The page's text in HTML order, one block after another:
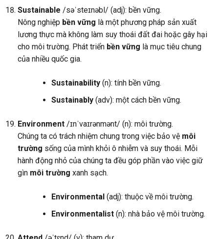
Sustainable /səˈsteɪnəbl/ (adj): bền vững.
Nông nghiệp bền vững là một phương pháp sản xuất
lương thực mà không làm suy thoái đất đai hoặc gây hại
cho môi trường. Phát triển bền vững là mục tiêu chung
của nhiều quốc gia.
Sustainability(n): tính bền vững.
Sustainably(adv): một cách bền vững.
Environment/ɪnˈvaɪrənmənt/ (n): môi trường.
Chúng ta có trách nhiệm chung trong việc bảo vệ môi
trường sống của mình khỏi ô nhiễm và suy thoái. Mỗi
hành động nhỏ của chúng ta đều góp phần vào việc giữ
gìn môi trường xanh sạch.
Environmental(adj): thuộc về môi trường.
Environmentalist(n): nhà bảo vệ môi trường.